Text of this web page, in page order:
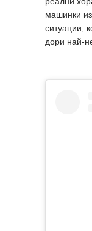
машинки
ситуации,
дори най-